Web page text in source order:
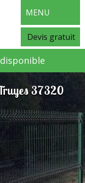
MENU
Devis gratuit
37320